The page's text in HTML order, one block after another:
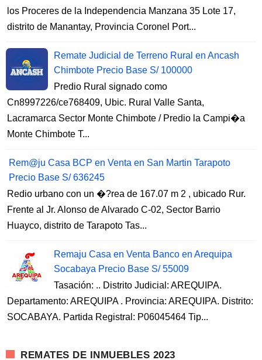
los Proceres de la Independencia Manzana 35 Lote 17,
distrito de Manantay, Provincia Coronel Port...
Remate Judicial de Terreno Rural en Ancash
Chimbote Precio Base S/ 100000
Predio Rural signado como
Cn8997226/ce768409, Ubic. Rural Valle Santa,
Lacramarca Sector Monte Chimbote / Predio la Campi�a
Monte Chimbote T...
Rem@ju Casa BCP en Venta en San Martin Tarapoto
Precio Base S/ 636245
Redio urbano con un �?rea de 167.07 m 2 , ubicado Rur.
Frente al Jr. Alonso de Alvarado C-02, Sector Barrio
Huayco, distrito de Tarapoto Tas...
Remaju Casa en Venta Banco en Arequipa
Socabaya Precio Base S/ 55009
Tasación: .. Distrito Judicial: AREQUIPA.
Departamento: AREQUIPA . Provincia: AREQUIPA. Distrito:
SOCABAYA. Partida Registral: P06045464 Tip...
REMATES DE INMUEBLES 2023